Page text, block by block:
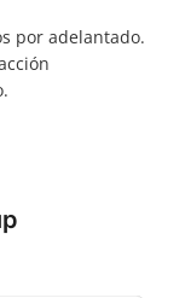
por adelantado.